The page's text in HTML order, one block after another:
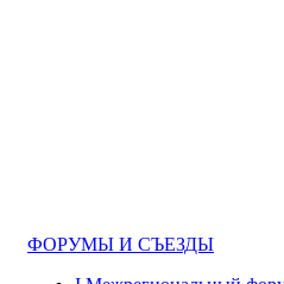
ФОРУМЫ И СЪЕЗДЫ